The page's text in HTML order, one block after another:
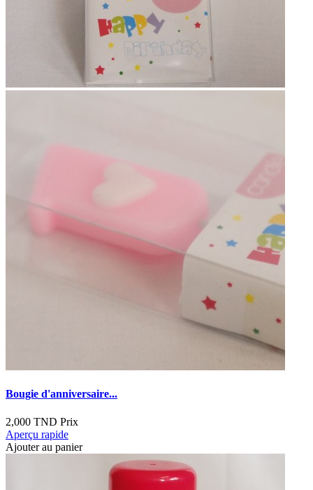
Bougie d'anniversaire...
2,000 TND Prix
Aperçu rapide
Ajouter au panier